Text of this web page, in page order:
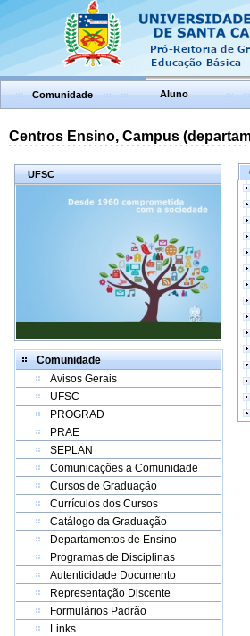
Comunidade Aluno
Centros Ensino, Campus
UFSC
Comunidade
Avisos Gerais
UFSC
PROGRAD
PRAE
SEPLAN
Comunicações a Comunidade
Cursos de Graduação
Currículos dos Cursos
Catálogo da Graduação
Departamentos de Ensino
Programas de Disciplinas
Autenticidade Documento
Representação Discente
Formulários Padrão
Links